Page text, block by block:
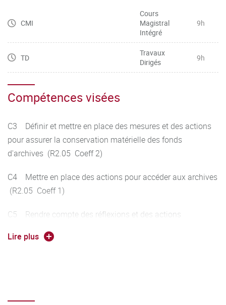
CMI
Cours
Magistral
Intégré
9h
TD
Travaux
Dirigés
9h
Compétences visées
C3 Définir et mettre en place des mesures et des actions
pour assurer la conservation matérielle des fonds
d'archives (R2.05 Coeff 2)
C4 Mettre en place des actions pour accéder aux archives
(R2.05 Coeff 1)
C5 Rendre compte des réflexions et des actions
apprentissages (R2.05 Coeff 2)
Lire plus